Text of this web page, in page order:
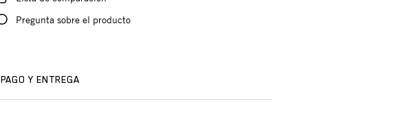
Pregunta sobre el producto
PAGO Y ENTREGA